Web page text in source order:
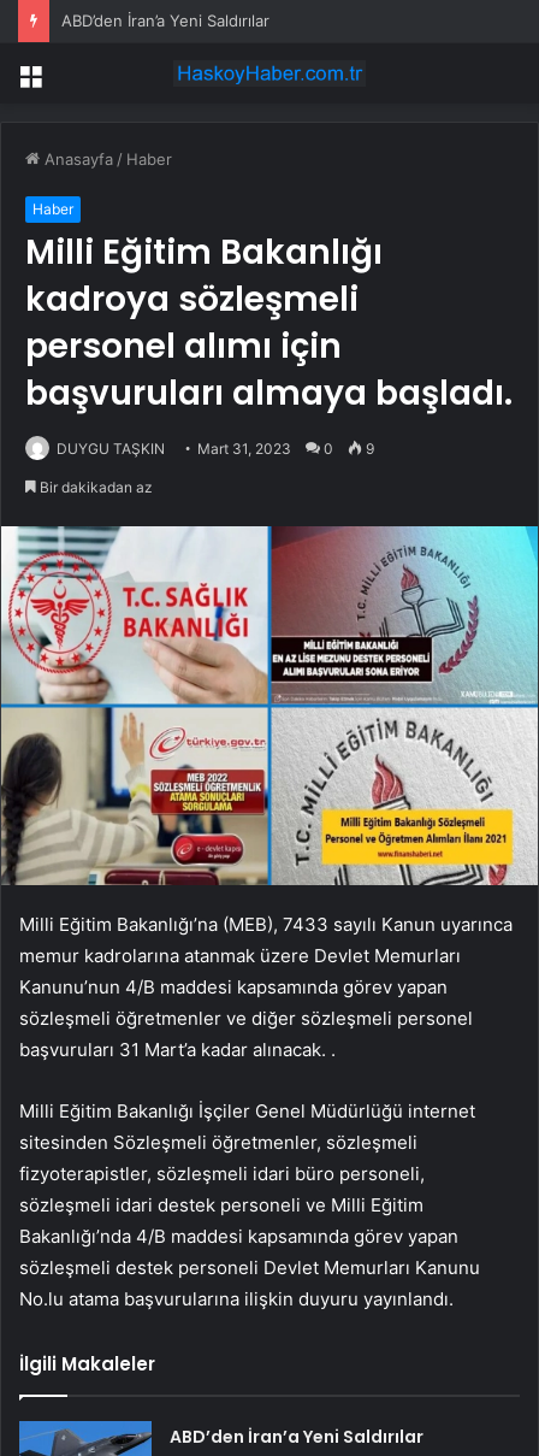
ABD’den İran’a Yeni Saldırılar
Menü
Anasayfa / Haber
Haber
Milli Eğitim Bakanlığı
kadroya sözleşmeli
personel alımı için
başvuruları almaya başladı.
DUYGU TAŞKIN Mart 31, 2023 0 9
Bir dakikadan az
Milli Eğitim Bakanlığı’na (MEB), 7433 sayılı Kanun uyarınca
memur kadrolarına atanmak üzere Devlet Memurları
Kanunu’nun 4/B maddesi kapsamında görev yapan
sözleşmeli öğretmenler ve diğer sözleşmeli personel
başvuruları 31 Mart’a kadar alınacak. .
Milli Eğitim Bakanlığı İşçiler Genel Müdürlüğü internet
sitesinden Sözleşmeli öğretmenler, sözleşmeli
fizyoterapistler, sözleşmeli idari büro personeli,
sözleşmeli idari destek personeli ve Milli Eğitim
Bakanlığı’nda 4/B maddesi kapsamında görev yapan
sözleşmeli destek personeli Devlet Memurları Kanunu
No.lu atama başvurularına ilişkin duyuru yayınlandı.
İlgili Makaleler
ABD’den İran’a Yeni Saldırılar